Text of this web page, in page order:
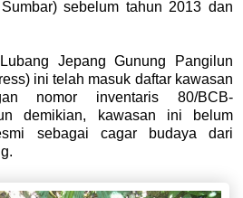
sebelum tahun 2013 dan
Jepang Gunung Pangilun
ini telah masuk daftar kawasan
nomor inventaris 80/BCB-
demikian, kawasan ini belum
sebagai cagar budaya dari